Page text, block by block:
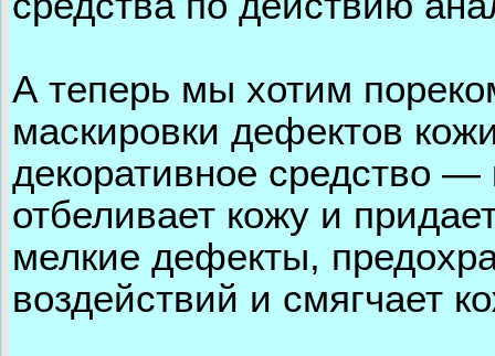
А теперь мы хотим
маскировки дефектов
декоративное средство
отбеливает кожу и
мелкие дефекты,
воздействий и смягчает